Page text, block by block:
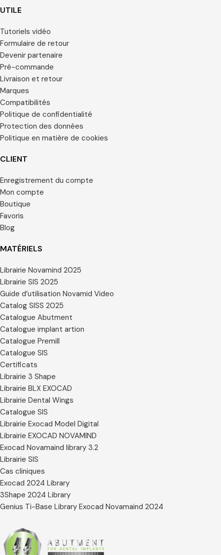
UTILE
Tutoriels vidéo
Formulaire de retour
Devenir partenaire
Pré-commande
Livraison et retour
Marques
Compatibilités
Politique de confidentialité
Protection des données
Politique en matière de cookies
CLIENT
Enregistrement du compte
Mon compte
Boutique
Favoris
Blog
MATÉRIELS
Librairie Novamind 2025
Librairie SIS 2025
Guide d’utilisation Novamid Video
Catalog SISS 2025
Catalogue Abutment
Catalogue implant artion
Catalogue Premill
Catalogue SIS
Certificats
Librairie 3 Shape
Librairie BLX EXOCAD
Librairie Dental Wings
Catalogue SIS
Librairie Exocad Model Digital
Librairie EXOCAD NOVAMIND
Exocad Novamaind library 3.2
Librairie SIS
Cas cliniques
Exocad 2024 Library
3Shape 2024 Library
Genius Ti-Base Library Exocad Novamaind 2024